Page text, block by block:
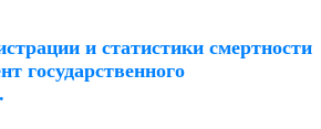
и статистики смертности
государственного